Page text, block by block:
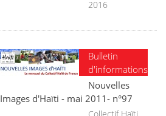
2016
Bulletin
d'informations
Nouvelles
Images d'Haïti - mai 2011- n°97